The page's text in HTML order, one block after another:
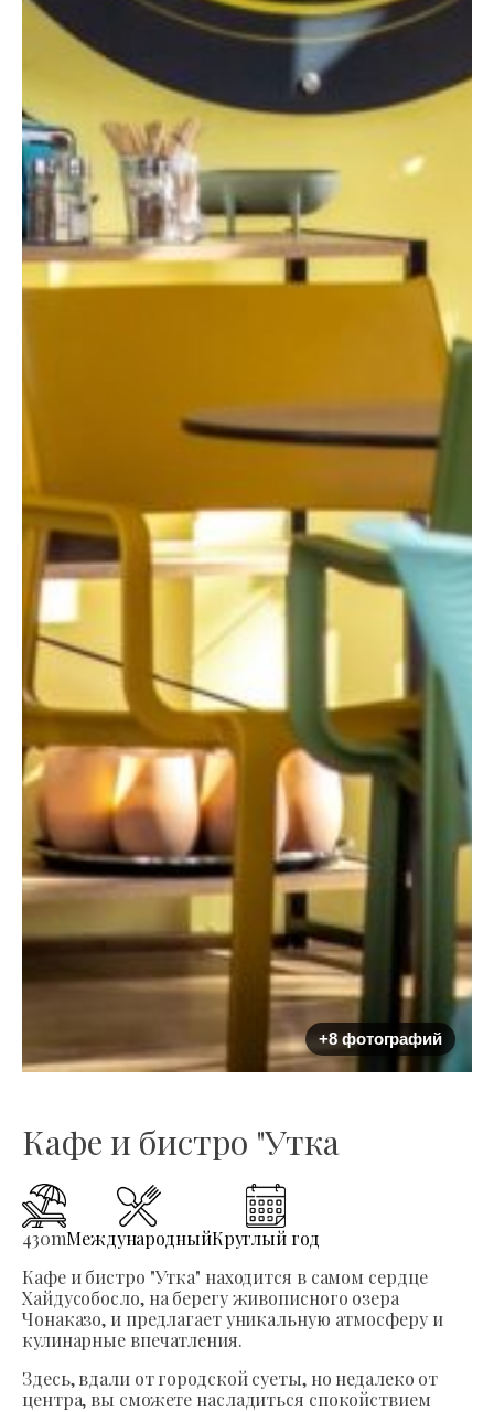
+8 фотографий
Кафе и бистро "Утка
430mМеждународныйКруглый год
Кафе и бистро "Утка" находится в самом сердце
Хайдусобосло, на берегу живописного озера
Чонаказо, и предлагает уникальную атмосферу и
кулинарные впечатления.
Здесь, вдали от городской суеты, но недалеко от
центра, вы сможете насладиться спокойствием